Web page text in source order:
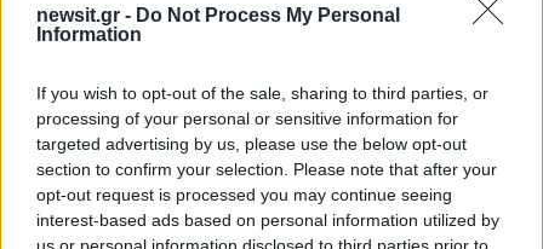
newsit.gr - Do Not Process My Personal
Information
If you wish to opt-out of the sale, sharing to third parties, or
processing of your personal or sensitive information for
targeted advertising by us, please use the below opt-out
section to confirm your selection. Please note that after your
opt-out request is processed you may continue seeing
interest-based ads based on personal information utilized by
us or personal information disclosed to third parties prior to